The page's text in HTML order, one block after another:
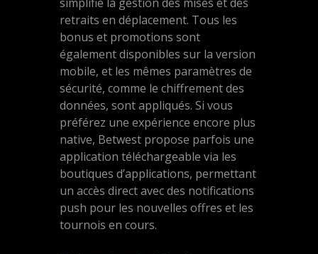
retraits en déplacement. Tous les
bonus et promotions sont
également disponibles sur la version
mobile, et les mêmes paramètres de
sécurité, comme le chiffrement des
données, sont appliqués. Si vous
préférez une expérience encore plus
native, Betwest propose parfois une
application téléchargeable via les
boutiques d’applications, permettant
un accès direct avec des notifications
push pour les nouvelles offres et les
tournois en cours.